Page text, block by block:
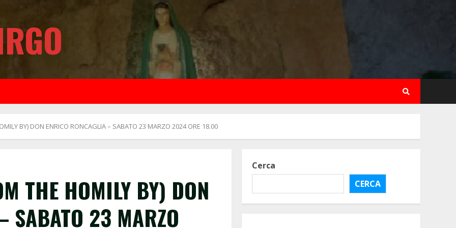
BY) DON ENRICO RONCAGLIA – SABATO 23 MARZO 2024 ORE 18.00
THE HOMILY BY) DON
SABATO 23 MARZO
Cerca
CERCA